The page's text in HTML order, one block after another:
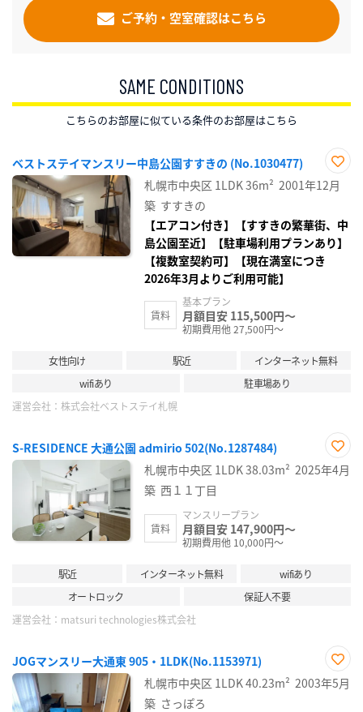
ご予約・空室確認はこちら
SAME CONDITIONS
こちらのお部屋に似ている条件のお部屋はこちら
ベストステイマンスリー中島公園すすきの (No.1030477)
お気
に入
札幌市中央区 1LDK36m² 2001年12月
築 すすきの
【エアコン付き】【すすきの繁華街、中
島公園至近】【駐車場利用プランあり】
【複数室契約可】【現在満室につき
2026年3月よりご利用可能】
賃料
基本プラン
月額目安 115,500円～
初期費用他 27,500円～
女性向け 駅近
インターネット無料
wifiあり
駐車場あり
運営会社： 株式会社ベストステイ札幌
S-RESIDENCE 大通公園 admirio 502(No.1287484)
お気
に入
札幌市中央区 1LDK38.03m² 2025年4月
築 西１１丁目
賃料
マンスリープラン
月額目安 147,900円～
初期費用他 10,000円～
駅近 インターネット無料
wifiあり
オートロック
保証人不要
運営会社： matsuri technologies株式会社
JOGマンスリー大通東 905・1LDK(No.1153971)
お気
に入
札幌市中央区 1LDK40.23m² 2003年5月
築 さっぽろ